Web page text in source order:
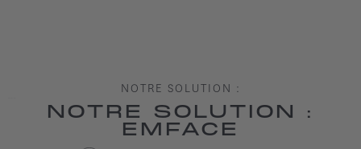
NOTRE SOLUTION :
NOTRE SOLUTION :
EMFACE